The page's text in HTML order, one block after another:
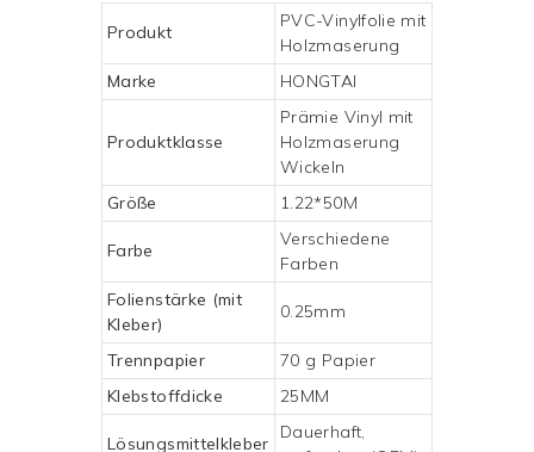
Produkt
PVC-Vinylfolie mit
Holzmaserung
Marke
HONGTAI
Produktklasse
Prämie Vinyl mit
Holzmaserung
Wickeln
Größe
1.22*50M
Farbe
Verschiedene
Farben
Folienstärke (mit
Kleber)
0.25mm
Trennpapier
70 g Papier
Klebstoffdicke
25MM
Lösungsmittelkleber
Dauerhaft,